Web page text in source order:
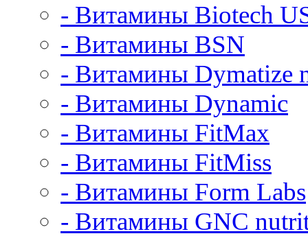
- Витамины Biotech
- Витамины BSN
- Витамины Dymatize
- Витамины Dynamic
- Витамины FitMax
- Витамины FitMiss
- Витамины Form Labs
- Витамины GNC